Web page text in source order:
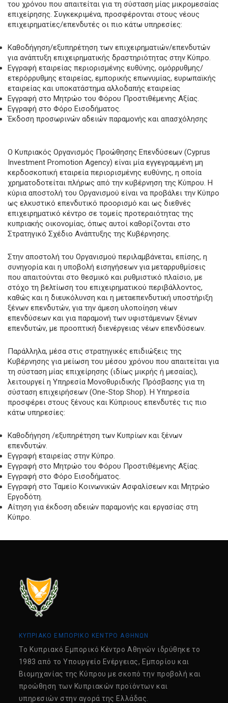
του χρόνου που απαιτείται για τη σύσταση μίας μικρομεσαίας
επιχείρησης. Συγκεκριμένα, προσφέρονται στους νέους
επιχειρηματίες/επενδυτές οι πιο κάτω υπηρεσίες:
Καθοδήγηση/εξυπηρέτηση των επιχειρηματιών/επενδυτών
για ανάπτυξη επιχειρηματικής δραστηριότητας στην Κύπρο.
Εγγραφή εταιρείας περιορισμένης ευθύνης, ομόρρυθμης/
ετερόρρυθμης εταιρείας, εμπορικής επωνυμίας, ευρωπαϊκής
εταιρείας και υποκατάστημα αλλοδαπής εταιρείας
Εγγραφή στο Μητρώο του Φόρου Προστιθέμενης Αξίας.
Εγγραφή στο Φόρο Εισοδήματος.
Έκδοση προσωρινών αδειών παραμονής και απασχόλησης
Ο Κυπριακός Οργανισμός Προώθησης Επενδύσεων (Cyprus
Investment Promotion Agency) είναι μία εγγεγραμμένη μη
κερδοσκοπική εταιρεία περιορισμένης ευθύνης, η οποία
χρηματοδοτείται πλήρως από την κυβέρνηση της Κύπρου. Η
κύρια αποστολή του Οργανισμού είναι να προβάλει την Κύπρο
ως ελκυστικό επενδυτικό προορισμό και ως διεθνές
επιχειρηματικό κέντρο σε τομείς προτεραιότητας της
κυπριακής οικονομίας, όπως αυτοί καθορίζονται στο
Στρατηγικό Σχέδιο Ανάπτυξης της Κυβέρνησης.
Στην αποστολή του Οργανισμού περιλαμβάνεται, επίσης, η
συνηγορία και η υποβολή εισηγήσεων για μεταρρυθμίσεις
που απαιτούνται στο θεσμικό και ρυθμιστικό πλαίσιο, με
στόχο τη βελτίωση του επιχειρηματικού περιβάλλοντος,
καθώς και η διευκόλυνση και η μεταεπενδυτική υποστήριξη
ξένων επενδυτών, για την άμεση υλοποίηση νέων
επενδύσεων και για παραμονή των υφιστάμενων ξένων
επενδυτών, με προοπτική διενέργειας νέων επενδύσεων.
Παράλληλα, μέσα στις στρατηγικές επιδιώξεις της
Κυβέρνησης για μείωση του μέσου χρόνου που απαιτείται για
τη σύσταση μίας επιχείρησης (ιδίως μικρής ή μεσαίας),
λειτουργεί η Υπηρεσία Μονοθυριδικής Πρόσβασης για τη
σύσταση επιχειρήσεων (Οne-Stop Shop). Η Υπηρεσία
προσφέρει στους ξένους και Κύπριους επενδυτές τις πιο
κάτω υπηρεσίες:
Καθοδήγηση /εξυπηρέτηση των Κυπρίων και ξένων
επενδυτών.
Εγγραφή εταιρείας στην Κύπρο.
Εγγραφή στο Μητρώο του Φόρου Προστιθέμενης Αξίας.
Εγγραφή στο Φόρο Εισοδήματος.
Εγγραφή στο Ταμείο Κοινωνικών Ασφαλίσεων και Μητρώο
Εργοδότη.
Αίτηση για έκδοση αδειών παραμονής και εργασίας στη
Κύπρο.
ΚΥΠΡΙΑΚΟ ΕΜΠΟΡΙΚΟ ΚΕΝΤΡΟ ΑΘΗΝΩΝ
Tο Κυπριακό Εμπορικό Κέντρο Αθηνών ιδρύθηκε το
1983 από το Υπουργείο Ενέργειας, Εμπορίου και
Βιομηχανίας της Κύπρου με σκοπό την προβολή και
προώθηση των Κυπριακών προϊόντων και
υπηρεσιών στην αγορά της Ελλάδας.